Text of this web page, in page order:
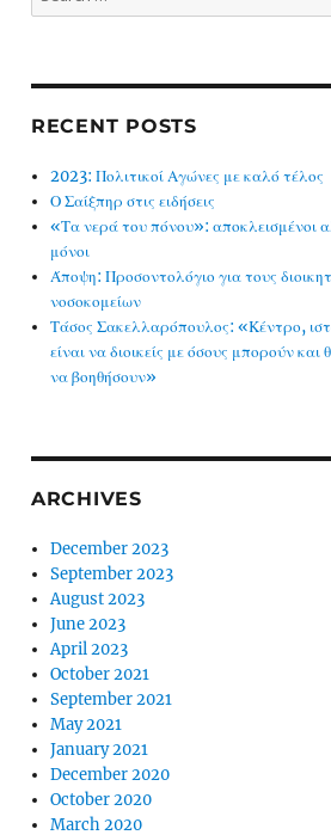
for:
RECENT POSTS
2023: Πολιτικοί Αγώνες με καλό τέλος
Ο Σαίξπηρ στις ειδήσεις
«Τα νερά του πόνου»: αποκλεισμένοι
μόνοι
Άποψη: Προσοντολόγιο για τους
νοσοκομείων
Τάσος Σακελλαρόπουλος: «Κέντρο,
είναι να διοικείς με όσους μπορούν και
να βοηθήσουν»
ARCHIVES
December 2023
September 2023
August 2023
June 2023
April 2023
October 2021
September 2021
May 2021
January 2021
December 2020
October 2020
March 2020